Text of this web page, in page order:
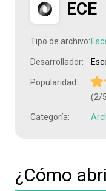
ECE
Tipo de archivo:
Desarrollador:
Popularidad:
(2/
Categoría:
¿Cómo